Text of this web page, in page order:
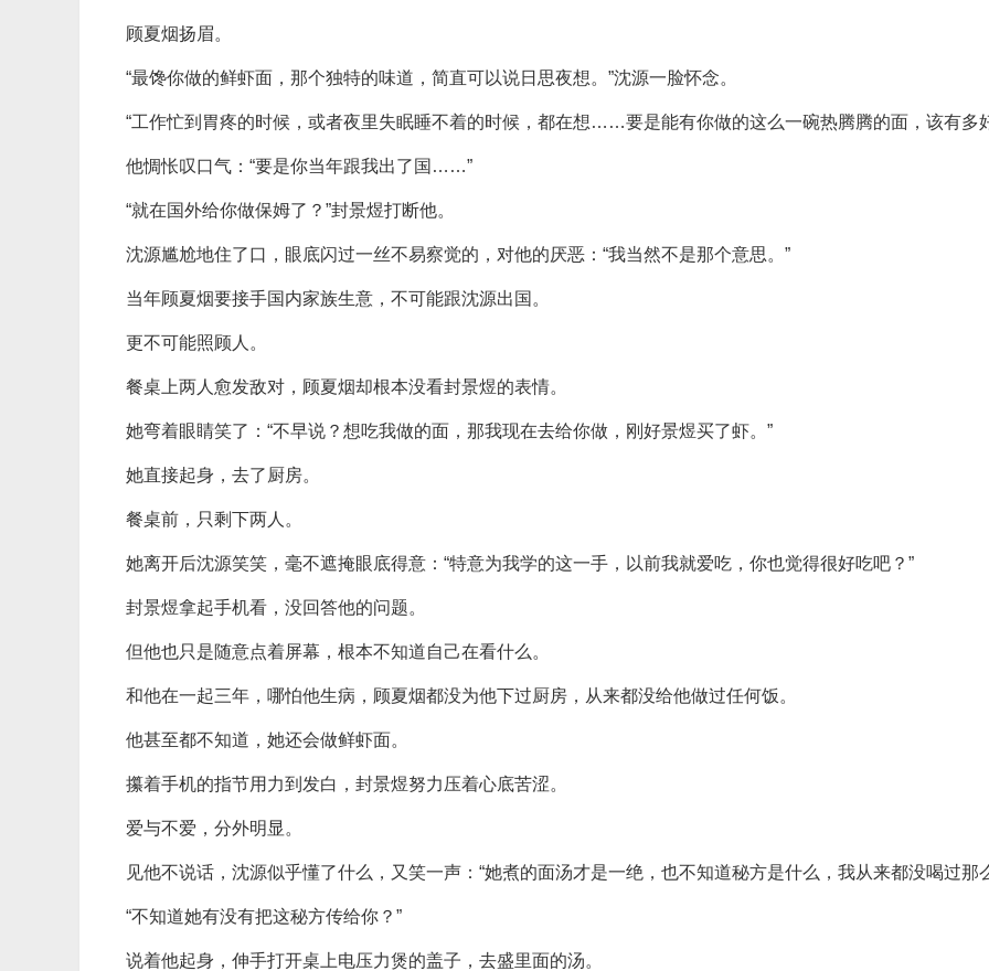
顾夏烟扬眉。
“最馋你做的鲜虾面，那个独特的味道，简直可以说日思夜想。”沈源一脸怀念。
“工作忙到胃疼的时候，或者夜里失眠睡不着的时候，都在想……要是能有你做的这么一碗热腾腾的面，该有多
他惆怅叹口气：“要是你当年跟我出了国……”
“就在国外给你做保姆了？”封景煜打断他。
沈源尴尬地住了口，眼底闪过一丝不易察觉的，对他的厌恶：“我当然不是那个意思。”
当年顾夏烟要接手国内家族生意，不可能跟沈源出国。
更不可能照顾人。
餐桌上两人愈发敌对，顾夏烟却根本没看封景煜的表情。
她弯着眼睛笑了：“不早说？想吃我做的面，那我现在去给你做，刚好景煜买了虾。”
她直接起身，去了厨房。
餐桌前，只剩下两人。
她离开后沈源笑笑，毫不遮掩眼底得意：“特意为我学的这一手，以前我就爱吃，你也觉得很好吃吧？”
封景煜拿起手机看，没回答他的问题。
但他也只是随意点着屏幕，根本不知道自己在看什么。
和他在一起三年，哪怕他生病，顾夏烟都没为他下过厨房，从来都没给他做过任何饭。
他甚至都不知道，她还会做鲜虾面。
攥着手机的指节用力到发白，封景煜努力压着心底苦涩。
爱与不爱，分外明显。
见他不说话，沈源似乎懂了什么，又笑一声：“她煮的面汤才是一绝，也不知道秘方是什么，我从来都没喝过那
“不知道她有没有把这秘方传给你？”
说着他起身，伸手打开桌上电压力煲的盖子，去盛里面的汤。